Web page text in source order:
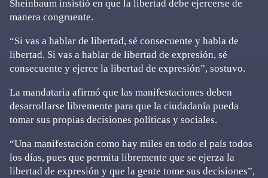
Sheinbaum insistió en que la libertad debe ejercerse de
manera congruente.
“Si vas a hablar de libertad, sé consecuente y habla de
libertad. Si vas a hablar de libertad de expresión, sé
consecuente y ejerce la libertad de expresión”, sostuvo.
La mandataria afirmó que las manifestaciones deben
desarrollarse libremente para que la ciudadanía pueda
tomar sus propias decisiones políticas y sociales.
“Una manifestación como hay miles en todo el país todos
los días, pues que permita libremente que se ejerza la
libertad de expresión y que la gente tome sus decisiones”,